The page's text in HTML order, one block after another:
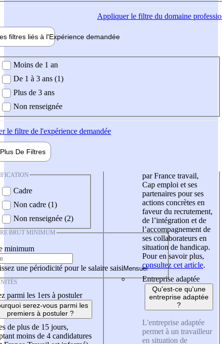
Appliquerle filtre du domaine
filtres liés à l'Expérience demandée
demandée
Moins de 1 an
De 1 à 3 ans (1)
Plus de 3 ans
Non renseignée
le filtre de l'expérience demandée
Plus De Filtres
Cadre
Non cadre (1)
Non renseignée (2)
BRUT MINIMUM
minimum
une périodicité pour le salaire saisi
parmi les 1ers à postuler
serez-vous parmi les
premiers à postuler ?
de plus de 15 jours,
moins de 4 candidatures
par France travail,
Cap emploi et ses
partenaires pour ses
actions concrètes en
faveur du recrutement,
de l’intégration et de
l’accompagnement de
ses collaborateurs en
situation de handicap.
Pour en savoir plus,
consultez cet article.
Entreprise adaptée
Qu'est-ce qu'une
entreprise adaptée
?
L'entreprise adaptée
permet à un travailleur
en situation de